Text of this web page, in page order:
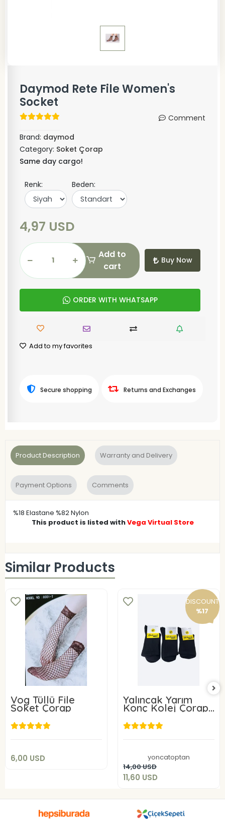
Daymod Rete File Women's
Socket
Comment
Brand: daymod
Category: Soket Çorap
Same day cargo!
Renk: Beden:
4,97 USD
Add to
cart
Buy Now
ORDER WITH WHATSAPP
Add to my favorites
Secure shopping Returns and Exchanges
Product Description Warranty and Delivery
Payment Options Comments
%18 Elastane %82 Nylon
This product is listed withVega Virtual Store
Similar Products
Vog Tüllü File
Soket Çorap
6,00 USD
6,00 USD
DISCOUNT
%17
Yalıncak Yarım
Konç Kolej Çorap
Siyah Renk 12 Adet
Desensiz Model
yoncatoptan
14,00 USD
11,60 USD
Add to cart